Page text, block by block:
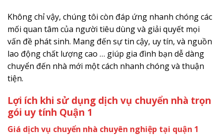
Không chỉ vậy, chúng tôi còn đáp ứng nhanh chóng các
mối quan tâm của người tiêu dùng và giải quyết mọi
vấn đề phát sinh. Mang đến sự tin cậy, uy tín, và nguồn
lao động chất lượng cao … giúp gia đình bạn dễ dàng
chuyển đến nhà mới một cách nhanh chóng và thuận
tiện.
Lợi ích khi sử dụng dịch vụ chuyển nhà trọn
gói uy tính Quận 1
Giá dịch vụ chuyển nhà chuyên nghiệp tại quận 1